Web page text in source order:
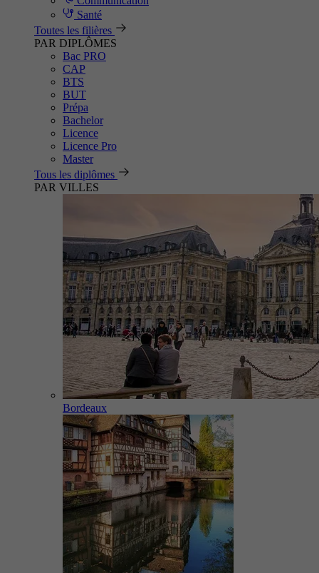
Santé
Toutes les filières
PAR DIPLÔMES
Bac PRO
CAP
BTS
BUT
Prépa
Bachelor
Licence
Licence Pro
Master
Tous les diplômes
PAR VILLES
Bordeaux